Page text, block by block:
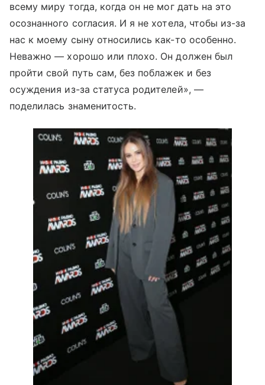
всему миру тогда, когда он не мог дать на это
осознанного согласия. И я не хотела, чтобы из-за
нас к моему сыну относились как-то особенно.
Неважно — хорошо или плохо. Он должен был
пройти свой путь сам, без поблажек и без
осуждения из-за статуса родителей», —
поделилась знаменитость.